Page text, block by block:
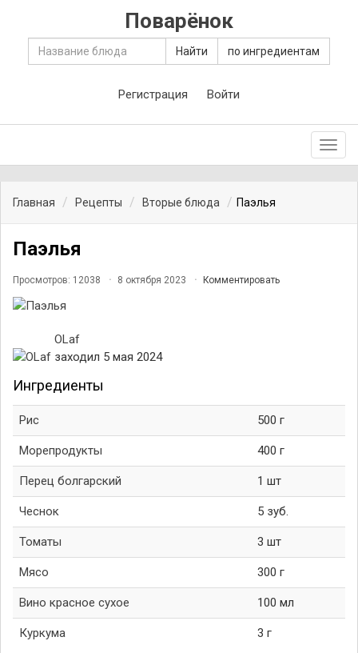
Поварёнок
Найти по ингредиентам
Регистрация Войти
Главная Рецепты Вторые блюда Паэлья
Паэлья
Просмотров: 12038 8 октября 2023 Комментировать
OLaf
заходил 5 мая 2024
Ингредиенты
Рис 500 г
Морепродукты 400 г
Перец болгарский 1 шт
Чеснок 5 зуб.
Томаты 3 шт
Мясо 300 г
Вино красное сухое 100 мл
Куркума 3 г